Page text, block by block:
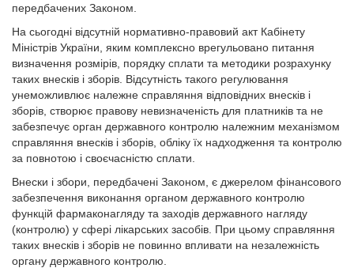
передбачених Законом.
На сьогодні відсутній нормативно-правовий акт Кабінету
Міністрів України, яким комплексно врегульовано питання
визначення розмірів, порядку сплати та методики розрахунку
таких внесків і зборів. Відсутність такого регулювання
унеможливлює належне справляння відповідних внесків і
зборів, створює правову невизначеність для платників та не
забезпечує орган державного контролю належним механізмом
справляння внесків і зборів, обліку їх надходження та контролю
за повнотою і своєчасністю сплати.
Внески і збори, передбачені Законом, є джерелом фінансового
забезпечення виконання органом державного контролю
функцій фармаконагляду та заходів державного нагляду
(контролю) у сфері лікарських засобів. При цьому справляння
таких внесків і зборів не повинно впливати на незалежність
органу державного контролю.